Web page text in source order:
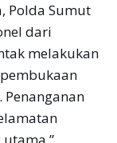
Polda Sumut
dari
melakukan